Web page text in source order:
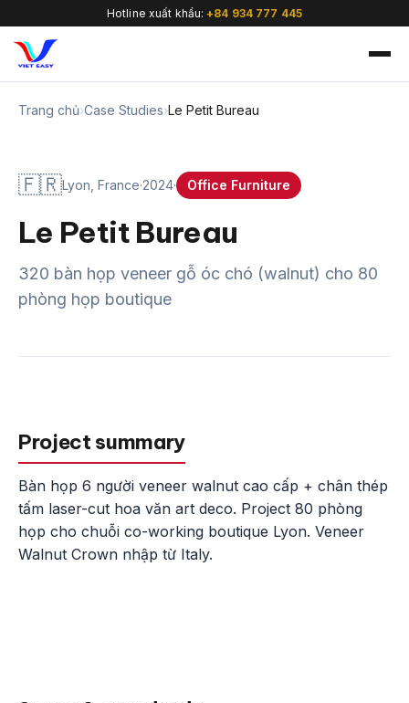
Hotline xuất khẩu:+84 934 777 445
Trang chủ›Case Studies›Le Petit Bureau
🇫🇷Lyon, France·2024· Office Furniture
Le Petit Bureau
320 bàn họp veneer gỗ óc chó (walnut) cho 80
phòng họp boutique
Project summary
Bàn họp 6 người veneer walnut cao cấp + chân thép
tấm laser-cut hoa văn art deco. Project 80 phòng
họp cho chuỗi co-working boutique Lyon. Veneer
Walnut Crown nhập từ Italy.